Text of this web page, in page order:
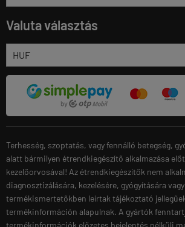
Valuta választás
Terhesség, szoptatás, vagy fennálló betegség,
alatt bármilyen étrendkiegészítő alkalmazása
kezelőorvosával! Az étrendkiegészítők nem
diagnosztizálására, kezelésére, gyógyítására
termékismertetőkben leírtak tájékoztató
termékinformáción alapulnak. A gyártók
termékinformációk előzetes bejelentés nélküli